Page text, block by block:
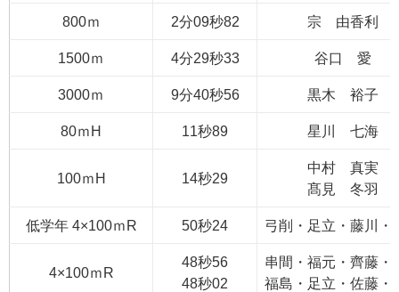
800ｍ 2分09秒82 宗 由香利
1500ｍ 4分29秒33 谷口 愛
3000ｍ 9分40秒56 黒木 裕子
80ｍH 11秒89 星川 七海
100ｍH 14秒29
中村 真実
髙見 冬羽
低学年 4×100ｍR 50秒24 弓削・足立・藤川・
4×100ｍR
48秒56
48秒02
串間・福元・齊藤・
福島・足立・佐藤・